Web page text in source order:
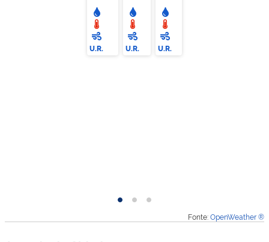
U.R. U.R. U.R.
HojeAmanhã
Depois
de
Fonte:OpenWeather ®